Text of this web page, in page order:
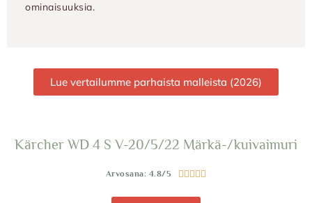
ominaisuuksia.
Lue vertailumme parhaista malleista (2026)
Kärcher WD 4 S V-20/5/22 Märkä-/kuivaimuri
Arvosana: 4.8/5     